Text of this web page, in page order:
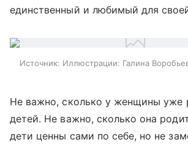
единственный и любимый для
Источник: Иллюстрации: Галина
Не важно, сколько у женщины уже
детей. Не важно, сколько она
дети ценны сами по себе, но не